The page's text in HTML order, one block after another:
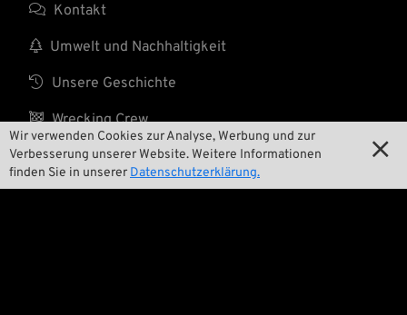
Wir verwenden Cookies zur Analyse, Werbung und zur
Verbesserung unserer Website. Weitere Informationen
finden Sie in unserer Datenschutzerklärung.

 Kontakt
 Umwelt und Nachhaltigkeit
 Unsere Geschichte
 Wrecking Crew
Pan-O-Rama